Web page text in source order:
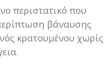
περιστατικό που
βάναυσης
κρατουμένου χωρίς